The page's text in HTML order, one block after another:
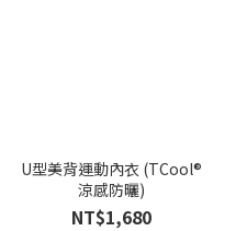
U型美背運動內衣 (TCool®
涼感防曬)
NT$1,680